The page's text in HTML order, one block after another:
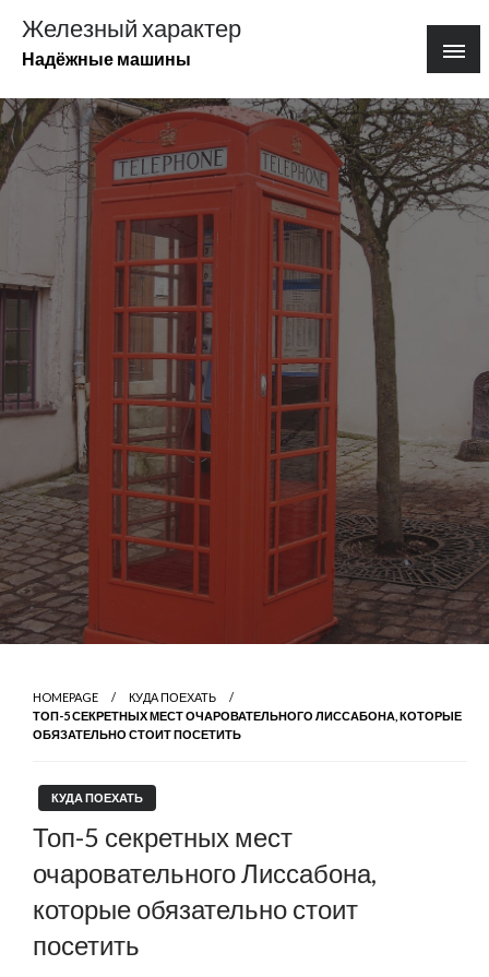
содержимому
Железный характер
Надёжные машины
HOMEPAGE
КУДА ПОЕХАТЬ
ТОП-5 СЕКРЕТНЫХ МЕСТ ОЧАРОВАТЕЛЬНОГО ЛИССАБОНА, КОТОРЫЕ
ОБЯЗАТЕЛЬНО СТОИТ ПОСЕТИТЬ
КУДА ПОЕХАТЬ
Топ-5 секретных мест
очаровательного Лиссабона,
которые обязательно стоит
посетить